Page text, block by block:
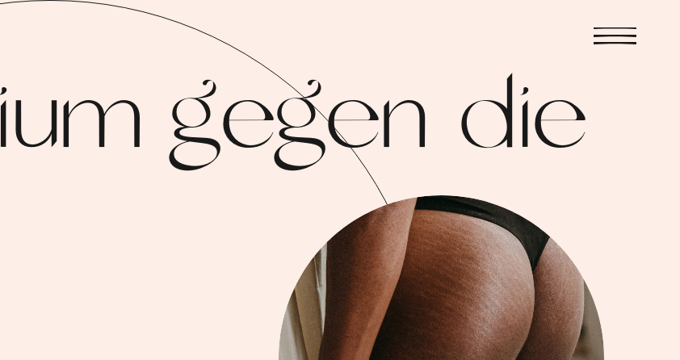
gegen die